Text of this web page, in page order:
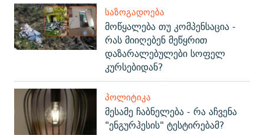
ᲡᲐᲖᲝᲒᲐᲓᲝᲔᲑᲐ
მოწყალება თუ კომპენსაცია -
რას მიიღებენ მეწყრით
დაზარალებულები სოფელ
კურსებიდან?
ᲞᲝᲚᲘᲢᲘᲙᲐ
მესამე ჩაბნელება - რა აჩვენა
"ენგურჰესის" ტესტირებამ?